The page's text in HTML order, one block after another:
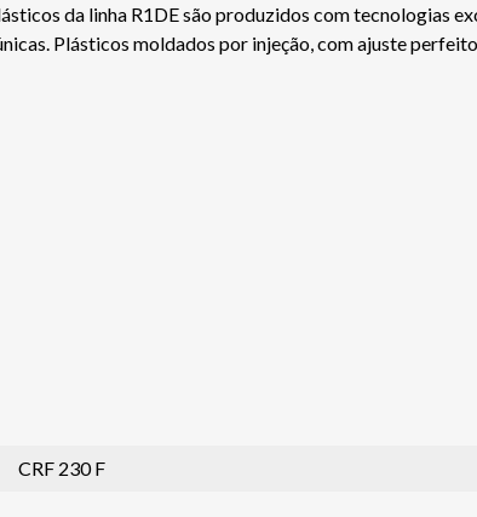
da linha R1DE são produzidos com tecnologias
Plásticos moldados por injeção, com ajuste
CRF 230 F